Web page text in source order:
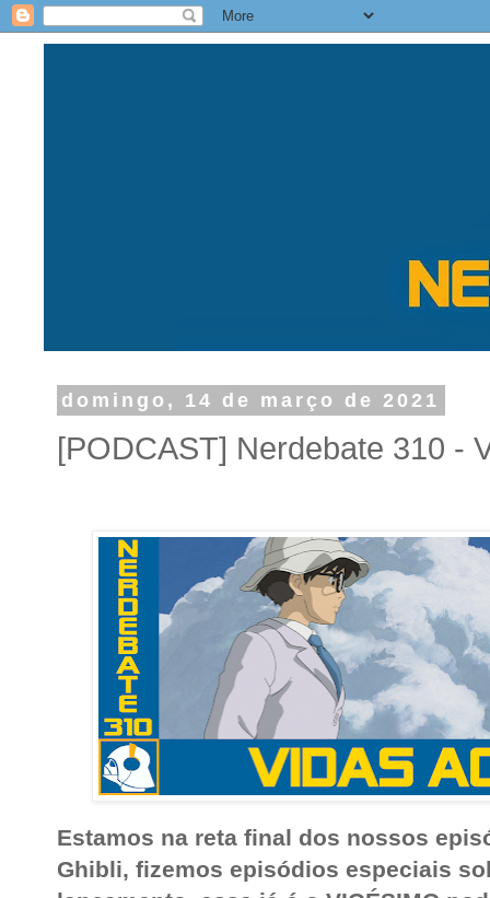
domingo, 14 de março de 2021
[PODCAST] Nerdebate 310 -
Estamos na reta final dos nossos
Ghibli, fizemos episódios especiais